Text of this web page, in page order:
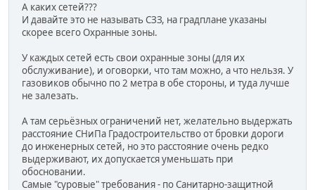
А каких сетей???
И давайте это не называть СЗЗ, на градплане указаны
скорее всего Охранные зоны.
У каждых сетей есть свои охранные зоны (для их
обслуживание), и оговорки, что там можно, а что нельзя. У
газовиков обычно по 2 метра в обе стороны, и туда лучше
не залезать.
А там серьёзных ограничений нет, желательно выдержать
расстояние СНиПа Градостроительство от бровки дороги
до инженерных сетей, но это расстояние очень редко
выдерживают, их допускается уменьшать при
обосновании.
Самые "суровые" требования - по Санитарно-защитной